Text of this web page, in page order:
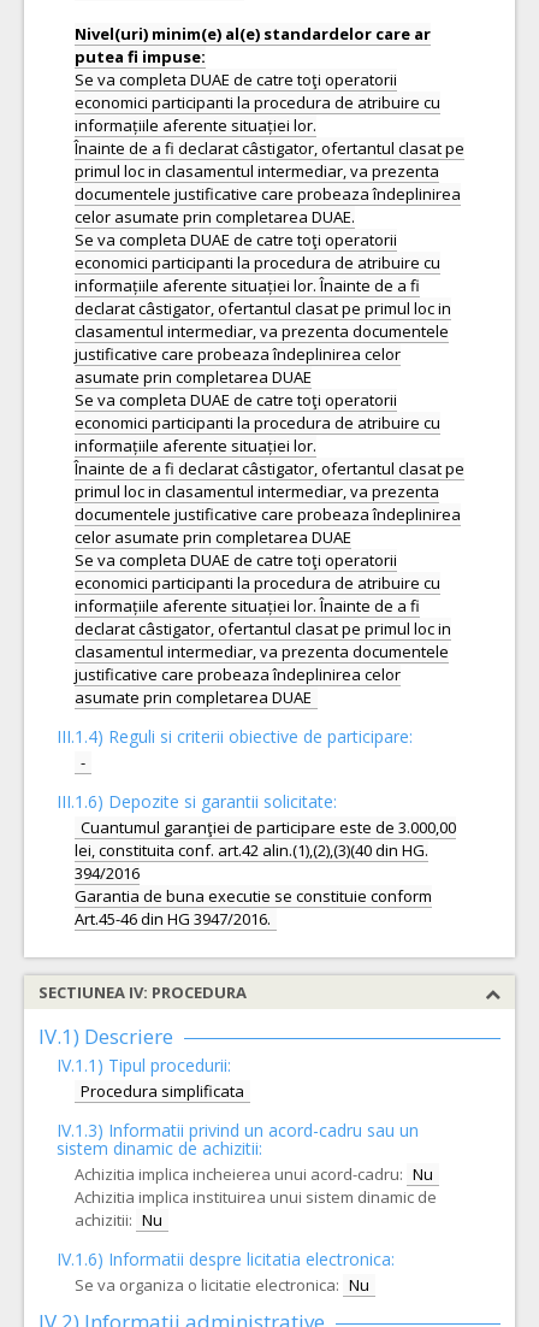
Nivel(uri) minim(e) al(e) standardelor care ar
Se va completa DUAE de catre toţi operatorii
economici participanti la procedura de atribuire cu
informațiile aferente situației lor.
Înainte de a fi declarat câstigator, ofertantul clasat pe
primul loc in clasamentul intermediar, va prezenta
documentele justificative care probeaza îndeplinirea
celor asumate prin completarea DUAE.
Se va completa DUAE de catre toţi operatorii
economici participanti la procedura de atribuire cu
informațiile aferente situației lor. Înainte de a fi
declarat câstigator, ofertantul clasat pe primul loc in
clasamentul intermediar, va prezenta documentele
justificative care probeaza îndeplinirea celor
asumate prin completarea DUAE
Se va completa DUAE de catre toţi operatorii
economici participanti la procedura de atribuire cu
informațiile aferente situației lor.
Înainte de a fi declarat câstigator, ofertantul clasat pe
primul loc in clasamentul intermediar, va prezenta
documentele justificative care probeaza îndeplinirea
celor asumate prin completarea DUAE
Se va completa DUAE de catre toţi operatorii
economici participanti la procedura de atribuire cu
informațiile aferente situației lor. Înainte de a fi
declarat câstigator, ofertantul clasat pe primul loc in
clasamentul intermediar, va prezenta documentele
justificative care probeaza îndeplinirea celor
III.1.4) Reguli si criterii obiective de participare:
-
III.1.6) Depozite si garantii solicitate:
Cuantumul garanţiei de participare este de 3.000,00
lei, constituita conf. art.42 alin.(1),(2),(3)(40 din HG.
394/2016
Garantia de buna executie se constituie conform
SECTIUNEA IV: PROCEDURA
IV.1) Descriere
IV.1.1) Tipul procedurii:
Procedura simplificata
IV.1.3) Informatii privind un acord-cadru sau un
sistem dinamic de achizitii:
Achizitia implica incheierea unui acord-cadru: Nu
Achizitia implica instituirea unui sistem dinamic de
achizitii: Nu
IV.1.6) Informatii despre licitatia electronica:
Se va organiza o licitatie electronica: Nu